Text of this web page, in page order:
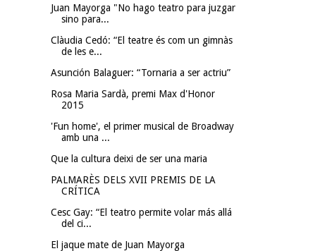
Juan Mayorga "No hago teatro para juzgar
sino para...
Clàudia Cedó: “El teatre és com un gimnàs
de les e...
Asunción Balaguer: “Tornaria a ser actriu”
Rosa Maria Sardà, premi Max d'Honor
2015
'Fun home', el primer musical de Broadway
amb una ...
Que la cultura deixi de ser una maria
PALMARÈS DELS XVII PREMIS DE LA
CRÍTICA
Cesc Gay: “El teatro permite volar más allá
del ci...
El jaque mate de Juan Mayorga